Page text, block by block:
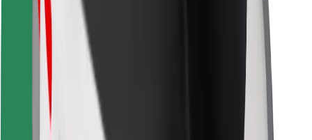
For leveringsbud
Bolt Food
For flåteeiere
For restauranter
Bolt for Business
Annet